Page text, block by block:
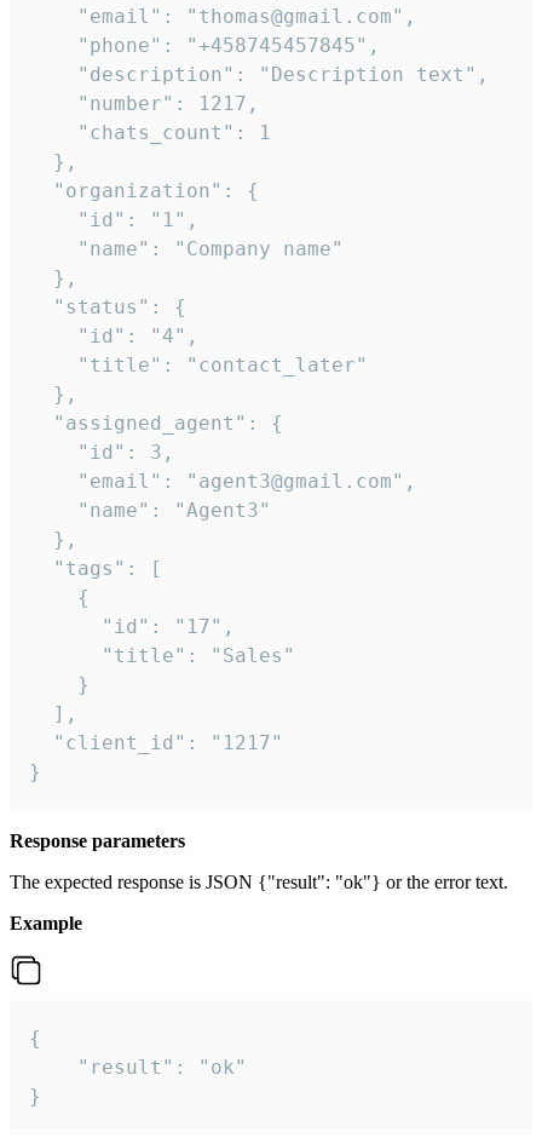
    "email": "thomas@gmail.com",
    "phone": "+458745457845",
    "description": "Description text",
    "number": 1217,
    "chats_count": 1
  },
  "organization": {
    "id": "1",
    "name": "Company name"
  },
  "status": {
    "id": "4",
    "title": "contact_later"
  },
  "assigned_agent": {
    "id": 3,
    "email": "agent3@gmail.com",
    "name": "Agent3"
  },
  "tags": [
    {
      "id": "17",
      "title": "Sales"
    }
  ],
  "client_id": "1217"
}
Response parameters
The expected response is JSON {"result": "ok"} or the error text.
Example
{
    "result": "ok"
}